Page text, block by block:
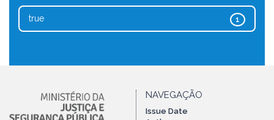
1
true
NAVEGAÇÃO
Issue Date